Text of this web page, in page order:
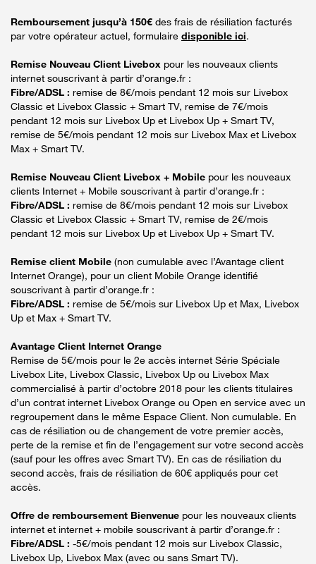
Remboursement jusqu’à 150€ des frais de résiliation facturés
par votre opérateur actuel, formulaire disponible ici.
Remise Nouveau Client Livebox pour les nouveaux clients
internet souscrivant à partir d’orange.fr :
Fibre/ADSL : remise de 8€/mois pendant 12 mois sur Livebox
Classic et Livebox Classic + Smart TV, remise de 7€/mois
pendant 12 mois sur Livebox Up et Livebox Up + Smart TV,
remise de 5€/mois pendant 12 mois sur Livebox Max et Livebox
Max + Smart TV.
Remise Nouveau Client Livebox + Mobile pour les nouveaux
clients Internet + Mobile souscrivant à partir d’orange.fr :
Fibre/ADSL : remise de 8€/mois pendant 12 mois sur Livebox
Classic et Livebox Classic + Smart TV, remise de 2€/mois
pendant 12 mois sur Livebox Up et Livebox Up + Smart TV.
Remise client Mobile (non cumulable avec l’Avantage client
Internet Orange), pour un client Mobile Orange identifié
souscrivant à partir d’orange.fr :
Fibre/ADSL : remise de 5€/mois sur Livebox Up et Max, Livebox
Up et Max + Smart TV.
Avantage Client Internet Orange
Remise de 5€/mois pour le 2e accès internet Série Spéciale
Livebox Lite, Livebox Classic, Livebox Up ou Livebox Max
commercialisé à partir d’octobre 2018 pour les clients titulaires
d’un contrat internet Livebox Orange ou Open en service avec un
regroupement dans le même Espace Client. Non cumulable. En
cas de résiliation ou de changement de votre premier accès,
perte de la remise et fin de l’engagement sur votre second accès
(sauf pour les offres avec Smart TV). En cas de résiliation du
second accès, frais de résiliation de 60€ appliqués pour cet
accès.
Offre de remboursement Bienvenue pour les nouveaux clients
internet et internet + mobile souscrivant à partir d’orange.fr :
Fibre/ADSL : -5€/mois pendant 12 mois sur Livebox Classic,
Livebox Up, Livebox Max (avec ou sans Smart TV).